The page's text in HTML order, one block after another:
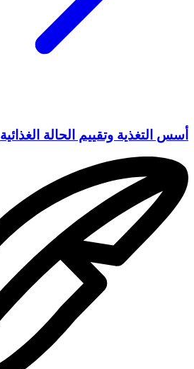
أسس التغذية وتقييم الحالة الغذائية